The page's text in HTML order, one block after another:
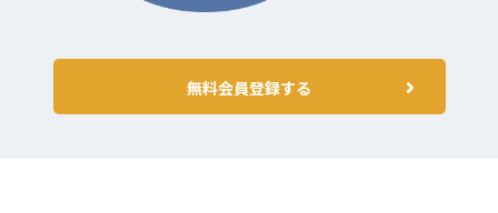
無料会員登録する